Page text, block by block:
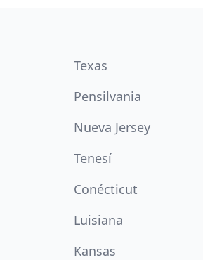
Texas
Pensilvania
Nueva Jersey
Tenesí
Conécticut
Luisiana
Kansas